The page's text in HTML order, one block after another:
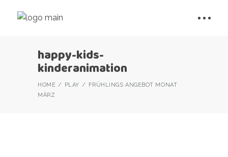
happy-kids-
kinderanimation
HOME PLAY
FRÜHLINGS ANGEBOT MONAT
MÄRZ